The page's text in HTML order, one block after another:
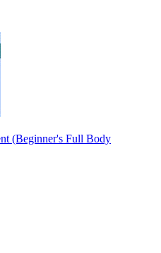
(Beginner's Full Body